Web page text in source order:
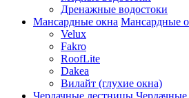
Дренажные водостоки
Мансардные окна Мансардные
Velux
Fakro
RoofLite
Dakea
Вилайт (глухие окна)
Чердачные лестницы